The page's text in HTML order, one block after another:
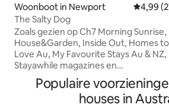
Woonboot in Newport
4,99
The Salty Dog
Zoals gezien op Ch7 Morning Sunrise,
House&Garden, Inside Out, Homes to
Love Au, My Favourite Stays Au & NZ,
Stayawhile magazines en
Sommerhusmagasinet (Europa) De geur
van zoute lucht, het geluid van water,
zon die glinstert van rimpelingen die
Populaire
houses in